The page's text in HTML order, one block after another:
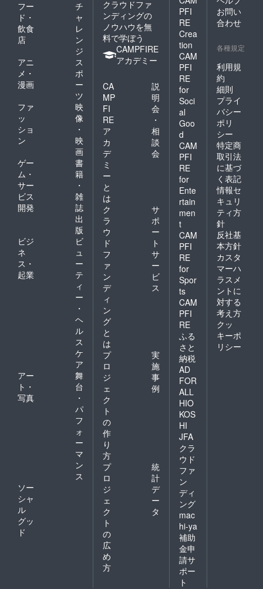
フー
ド・
飲食
店
チ
ャ
レ
ン
ジ
アニ
メ・
漫画
ス
ポ
ー
ツ
ファ
ッ
ショ
ン
映
像
・
映
画
ゲー
ム・
サー
ビス
開発
書
籍
・
雑
誌
出
版
ビジ
ネ
ス・
起業
ビ
ュ
ー
テ
ィ
ー
・
ヘ
ル
ス
ケ
ア
アー
ト・
写真
舞
台
・
パ
フ
ォ
ー
マ
ン
ス
ソー
シャ
ル
グッ
ド
クラウドファ
ンディングの
ノウハウを無
料で学ぼう
CAMPFIRE
アカデミー
CA
MP
FI
RE
ア
カ
デ
ミ
ー
と
は
説
明
会
・
相
談
会
ク
ラ
ウ
ド
フ
ァ
ン
デ
ィ
ン
グ
と
は
サ
ポ
ー
ト
サ
ー
ビ
ス
プ
ロ
ジ
ェ
ク
ト
の
作
り
方
実
施
事
例
プ
ロ
ジ
ェ
ク
ト
の
広
め
方
統
計
デ
ー
タ
PFI
RE
Crea
tion
CAM
PFI
RE
for
Soci
al
Goo
d
CAM
PFI
RE
for
Ente
rtain
men
t
CAM
PFI
RE
for
Spor
ts
CAM
PFI
RE
ふる
さと
納税
AD
FOR
ALL
HIO
KOS
HI
JFA
クラ
ウド
ファ
ン
ディ
ング
mac
hi-ya
補助
金申
請サ
ポー
ト
お問い
合わせ
各種規定
利用規
約
細則
プライ
バシー
ポリ
シー
特定商
取引法
に基づ
く表記
情報セ
キュリ
ティ方
針
反社基
本方針
カスタ
マーハ
ラスメ
ントに
対する
考え方
クッ
キーポ
リシー